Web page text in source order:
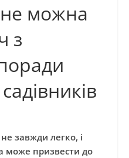
можна
з
завжди легко, і
може призвести до